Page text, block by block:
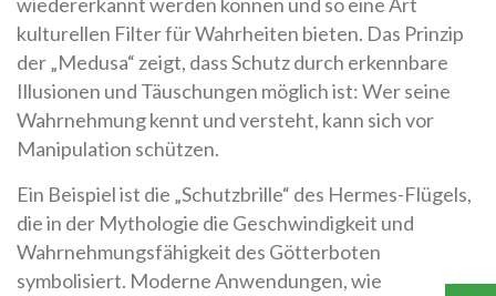
kulturellen Filter für Wahrheiten bieten. Das Prinzip
der „Medusa“ zeigt, dass Schutz durch erkennbare
Illusionen und Täuschungen möglich ist: Wer seine
Wahrnehmung kennt und versteht, kann sich vor
Manipulation schützen.
Ein Beispiel ist die „Schutzbrille“ des Hermes-Flügels,
die in der Mythologie die Geschwindigkeit und
Wahrnehmungsfähigkeit des Götterboten
symbolisiert. Moderne Anwendungen, wie